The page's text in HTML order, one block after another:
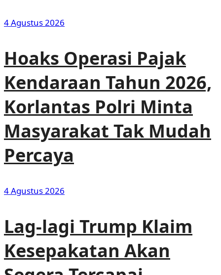
4 Agustus 2026
Hoaks Operasi Pajak
Kendaraan Tahun 2026,
Korlantas Polri Minta
Masyarakat Tak Mudah
Percaya
4 Agustus 2026
Lag-lagi Trump Klaim
Kesepakatan Akan